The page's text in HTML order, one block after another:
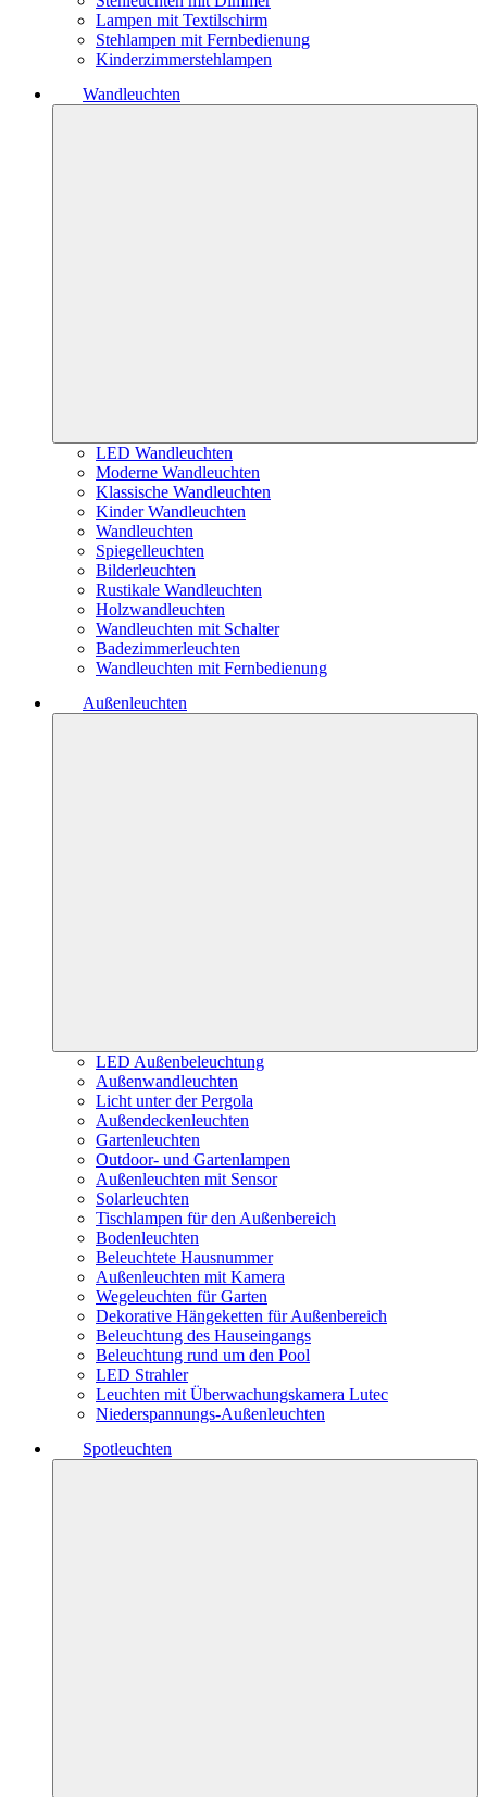
Lampen mit Textilschirm
Stehlampen mit Fernbedienung
Kinderzimmerstehlampen
Wandleuchten
LED Wandleuchten
Moderne Wandleuchten
Klassische Wandleuchten
Kinder Wandleuchten
Wandleuchten
Spiegelleuchten
Bilderleuchten
Rustikale Wandleuchten
Holzwandleuchten
Wandleuchten mit Schalter
Badezimmerleuchten
Wandleuchten mit Fernbedienung
Außenleuchten
LED Außenbeleuchtung
Außenwandleuchten
Licht unter der Pergola
Außendeckenleuchten
Gartenleuchten
Outdoor- und Gartenlampen
Außenleuchten mit Sensor
Solarleuchten
Tischlampen für den Außenbereich
Bodenleuchten
Beleuchtete Hausnummer
Außenleuchten mit Kamera
Wegeleuchten für Garten
Dekorative Hängeketten für Außenbereich
Beleuchtung des Hauseingangs
Beleuchtung rund um den Pool
LED Strahler
Leuchten mit Überwachungskamera Lutec
Niederspannungs-Außenleuchten
Spotleuchten